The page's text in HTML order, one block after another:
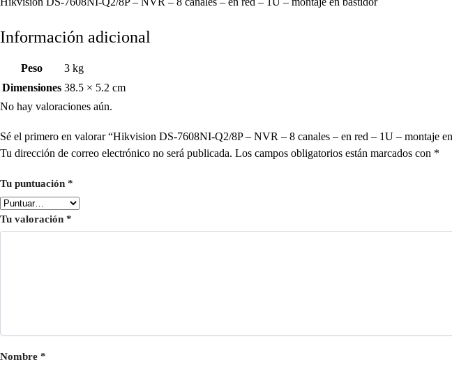
Información adicional
Peso
3 kg
Dimensiones 38.5 × 5.2 cm
No hay valoraciones aún.
Sé el primero en valorar “Hikvision DS-7608NI-Q2/8P – NVR – 8 canales – en red – 1U – montaje
Tu dirección de correo electrónico no será publicada. Los campos obligatorios están marcados con *
Tu puntuación *
Tu valoración *
Nombre *